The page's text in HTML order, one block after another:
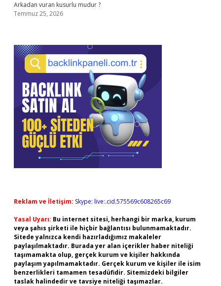
Arkadan vuran kusurlu mudur ?
Temmuz 25, 2026
Reklam ve İletişim: Skype: live:.cid.575569c608265c69
Yasal Uyarı: Bu internet sitesi, herhangi bir marka, kurum
veya şahıs şirketi ile hiçbir bağlantısı bulunmamaktadır.
Sitede yalnızca kendi hazırladığımız makaleler
paylaşılmaktadır. Burada yer alan içerikler haber niteliği
taşımamakta olup, gerçek kurum ve kişiler hakkında
paylaşım yapılmamaktadır. Gerçek kurum ve kişiler ile isim
benzerlikleri tamamen tesadüfidir. Sitemizdeki bilgiler
taslak halindedir ve tavsiye niteliği taşımazlar.